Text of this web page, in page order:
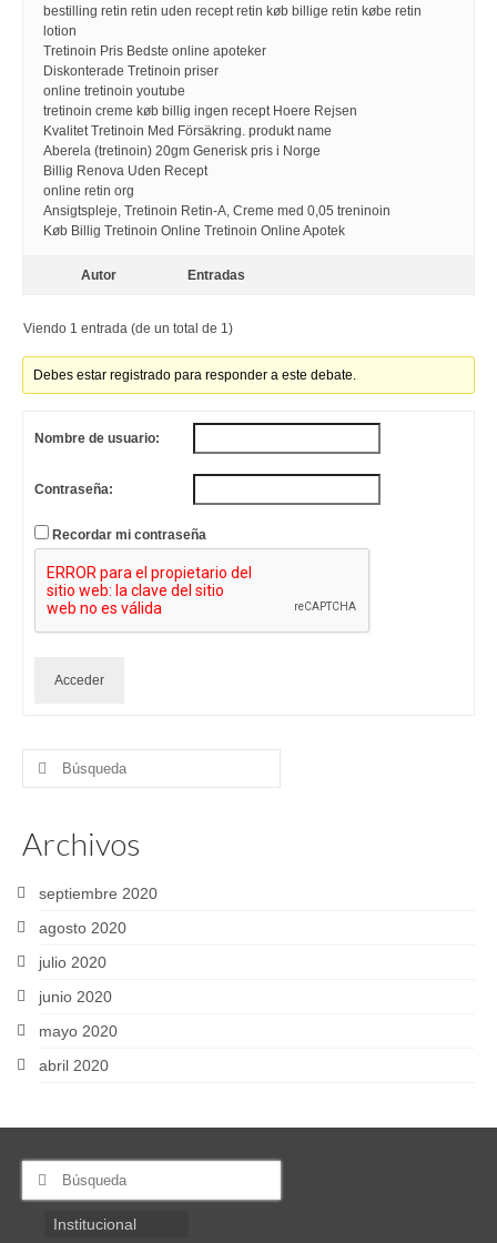
bestilling retin retin uden recept retin køb billige retin købe retin
lotion
Tretinoin Pris Bedste online apoteker
Diskonterade Tretinoin priser
online tretinoin youtube
tretinoin creme køb billig ingen recept Hoere Rejsen
Kvalitet Tretinoin Med Försäkring. produkt name
Aberela (tretinoin) 20gm Generisk pris i Norge
Billig Renova Uden Recept
online retin org
Ansigtspleje, Tretinoin Retin-A, Creme med 0,05 treninoin
Køb Billig Tretinoin Online Tretinoin Online Apotek
Autor Entradas
Viendo 1 entrada (de un total de 1)
Debes estar registrado para responder a este debate.
Nombre de usuario:
Contraseña:
Recordar mi contraseña
Acceder
Buscar
Archivos
septiembre 2020
agosto 2020
julio 2020
junio 2020
mayo 2020
abril 2020
Buscar
Institucional